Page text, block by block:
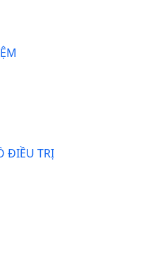
ĐIỀU TRỊ